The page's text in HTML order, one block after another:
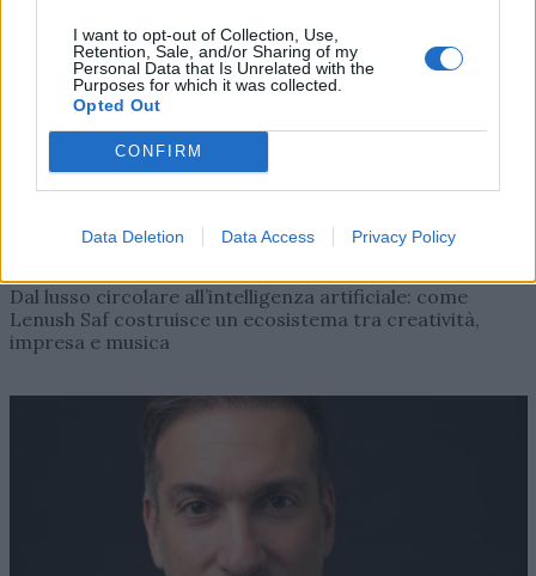
I want to opt-out of Collection, Use,
Retention, Sale, and/or Sharing of my
Personal Data that Is Unrelated with the
Purposes for which it was collected.
Opted Out
CONFIRM
Data Deletion Data Access Privacy Policy
AZIENDE E MERCATI
Dal lusso circolare all’intelligenza artificiale: come
Lenush Saf costruisce un ecosistema tra creatività,
impresa e musica